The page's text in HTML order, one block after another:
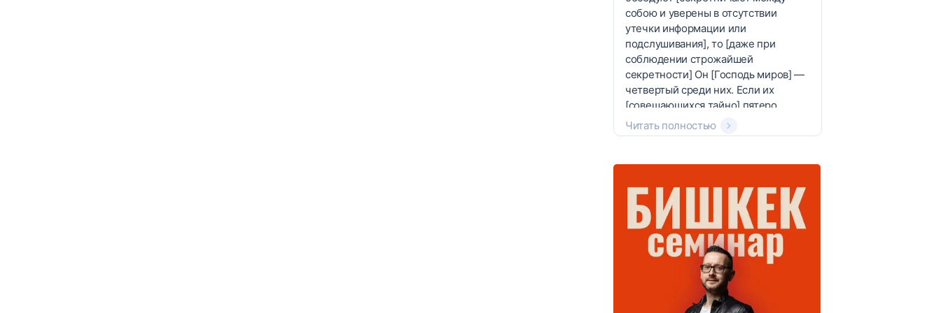
собою и уверены в отсутствии
утечки информации или
подслушивания], то [даже при
соблюдении строжайшей
секретности] Он [Господь миров] —
четвертый среди них. Если их
[совещающихся тайно] пятеро,
Читать полностью